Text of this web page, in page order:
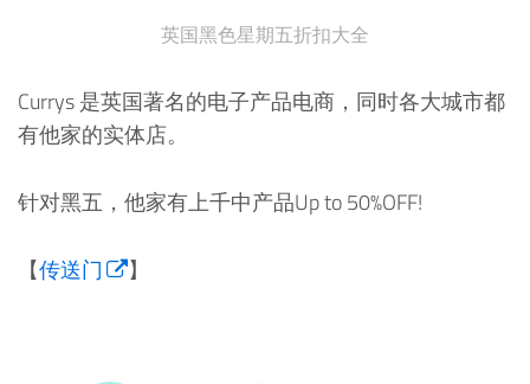
英国黑色星期五折扣大全
Currys 是英国著名的电子产品电商，同时各大城市都
有他家的实体店。
针对黑五，他家有上千中产品Up to 50%OFF!
【传送门 】